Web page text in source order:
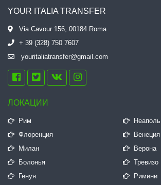
YOUR ITALIA TRANSFER
Via Cavour 156, 00184 Roma
+ 39 (328) 750 7607
youritaliatransfer@gmail.com
ЛОКАЦИИ
Рим
Неаполь
Флоренция
Венеция
Милан
Верона
Болонья
Тревизо
Генуя
Римини